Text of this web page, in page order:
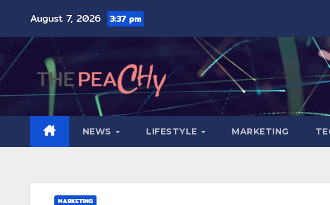
August 7, 2026 3:37 pm
NEWS LIFESTYLE MARKETING
MARKETING